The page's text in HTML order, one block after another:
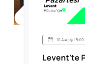
10 Aug @ 18:00
Levent'te